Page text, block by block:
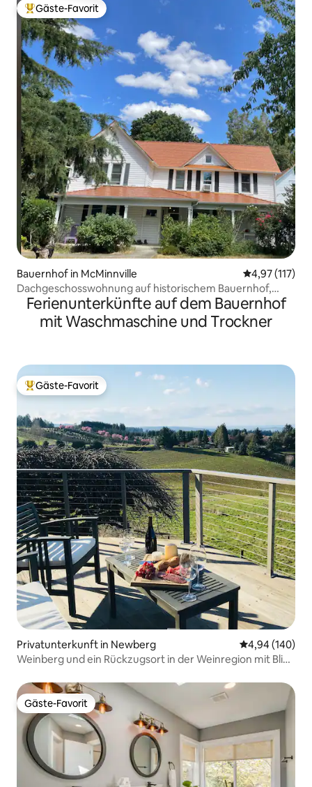
Beliebter Gäste-Favorit.
Gäste-Favorit
Bauernhof in McMinnville
4,97 (117)
Dachgeschosswohnung auf historischem Bauernhof,
Weinland!
Ferienunterkünfte auf dem Bauernhof
mit Waschmaschine und Trockner
Beliebter Gäste-Favorit.
Gäste-Favorit
Privatunterkunft in Newberg
4,94 (140)
Weinberg und ein Rückzugsort in der Weinregion mit Blick
Gäste-Favorit
Gäste-Favorit